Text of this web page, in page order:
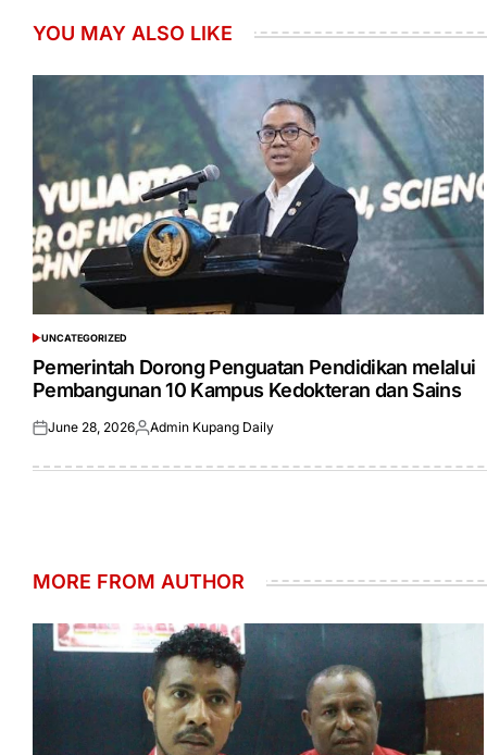
YOU MAY ALSO LIKE
POSTED
IN
UNCATEGORIZED
Pemerintah Dorong Penguatan Pendidikan melalui
Pembangunan 10 Kampus Kedokteran dan Sains
Posted
June 28, 2026Posted
Admin Kupang Daily
MORE FROM AUTHOR